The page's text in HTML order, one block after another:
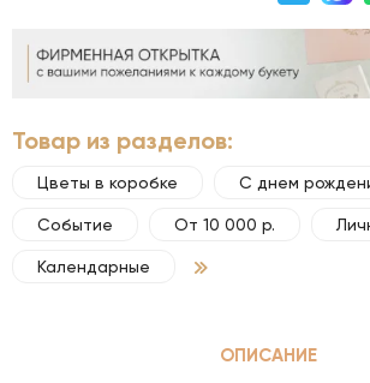
Товар из разделов:
Цветы в коробке С днем
Событие От 10 000 р.
Календарные
ОПИСАНИЕ